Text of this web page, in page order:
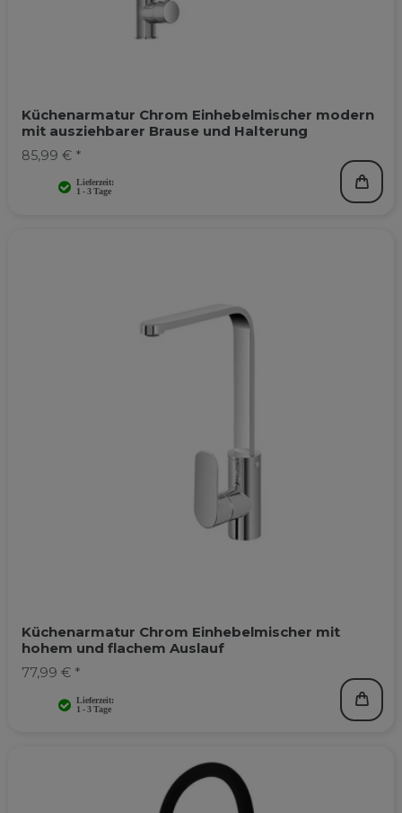
Küchenarmatur Chrom Einhebelmischer modern
mit ausziehbarer Brause und Halterung
85,99 € *
Küchenarmatur Chrom Einhebelmischer mit
hohem und flachem Auslauf
77,99 € *